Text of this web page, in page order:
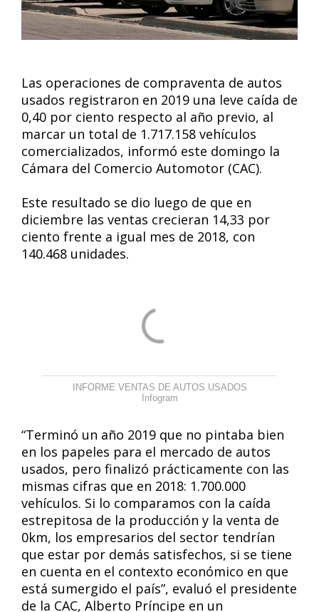
Las operaciones de compraventa de autos
usados registraron en 2019 una leve caída de
0,40 por ciento respecto al año previo, al
marcar un total de 1.717.158 vehículos
comercializados, informó este domingo la
Cámara del Comercio Automotor (CAC).
Este resultado se dio luego de que en
diciembre las ventas crecieran 14,33 por
ciento frente a igual mes de 2018, con
140.468 unidades.
INFORME VENTAS DE AUTOS USADOS
Infogram
“Terminó un año 2019 que no pintaba bien
en los papeles para el mercado de autos
usados, pero finalizó prácticamente con las
mismas cifras que en 2018: 1.700.000
vehículos. Si lo comparamos con la caída
estrepitosa de la producción y la venta de
0km, los empresarios del sector tendrían
que estar por demás satisfechos, si se tiene
en cuenta en el contexto económico en que
está sumergido el país”, evaluó el presidente
de la CAC, Alberto Príncipe en un